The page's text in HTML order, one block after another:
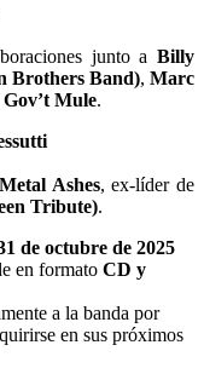
junto aBilly
Brothers Band), Marc
Gov’t Mule.
Ashes, ex-líder de
Tribute).
de octubre de 2025
en formato CD y
a la banda por
en sus próximos